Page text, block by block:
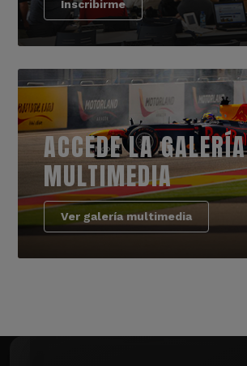
Inscribirme
ACCEDE LA GALERÍA
MULTIMEDIA
Ver galería multimedia